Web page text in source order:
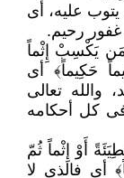
عليه، أى
غفور رحيم.
﴿وَمَن يَكْسِبْ إِثْماً
حَكِيماً﴾ أى
والله تعالى
كل أحكامه
أَوْ إِثْماً ثُمّ
أى فالذى لا